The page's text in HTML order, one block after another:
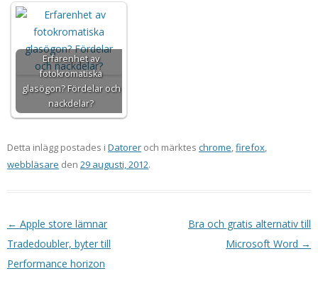
Erfarenhet av
fotokromatiska
glasögon? Fördelar och
nackdelar?
Detta inlägg postades i Datorer och märktes chrome,firefox,
webbläsare den 29 augusti, 2012.
Inläggsnavigering
← Apple store lämnar
Tradedoubler, byter till
Performance horizon
Bra och gratis alternativ till
Microsoft Word →